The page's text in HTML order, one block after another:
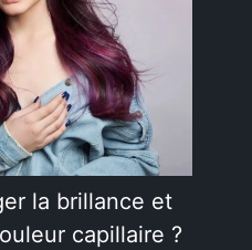
la brillance et
capillaire ?